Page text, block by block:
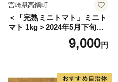
宮崎県高鍋町
＜「完熟ミニトマト」ミニト
マト 1kg＞2024年5月下旬迄
に順次出荷 野菜ソムリエサ
ミット アルル・リリカ共に
県 高鍋町産 産地直送 有機肥
9,000円